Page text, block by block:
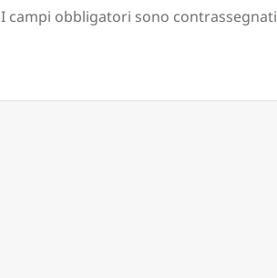
I campi obbligatori sono contrassegnati